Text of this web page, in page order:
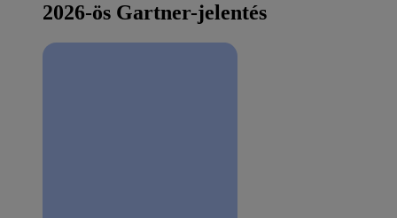
2026-ös Gartner-jelentés